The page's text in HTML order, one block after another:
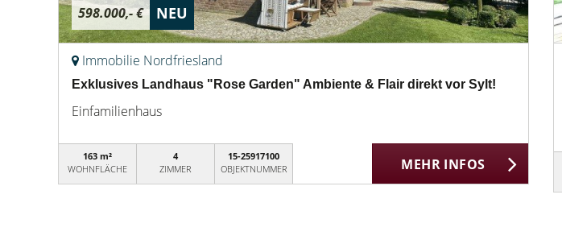
598.000,- € NEU
Immobilie Nordfriesland
Exklusives Landhaus "Rose Garden" Ambiente & Flair direkt vor Sylt!
Einfamilienhaus
163 m²
WOHNFLÄCHE
4
ZIMMER
15-25917100
OBJEKTNUMMER
MEHR INFOS